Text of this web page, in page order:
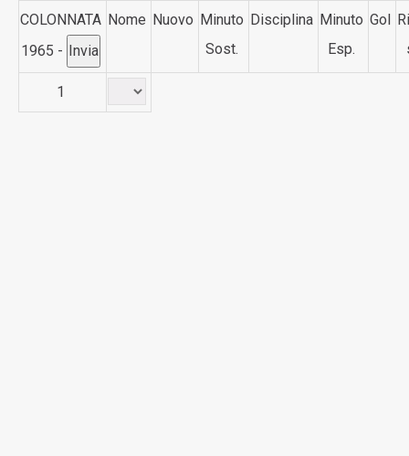
COLONNATA
1965 -
Nome Nuovo Minuto
Sost.
Disciplina Minuto
Esp.
Gol
1